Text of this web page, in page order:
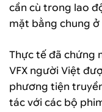
cần cù trong lao
mặt bằng chung
Thực tế đã chứng
VFX người Việt
phương tiện
tác với các bộ